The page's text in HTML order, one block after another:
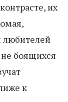
их
любителей
не боящихся
к